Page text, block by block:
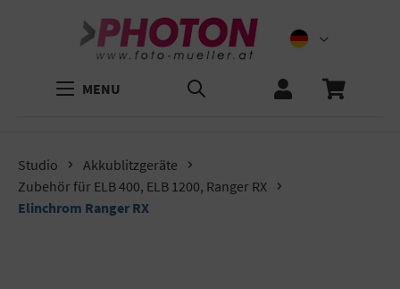
MENU
Studio
Akkublitzgeräte
Zubehör für ELB 400, ELB 1200, Ranger RX
Elinchrom Ranger RX